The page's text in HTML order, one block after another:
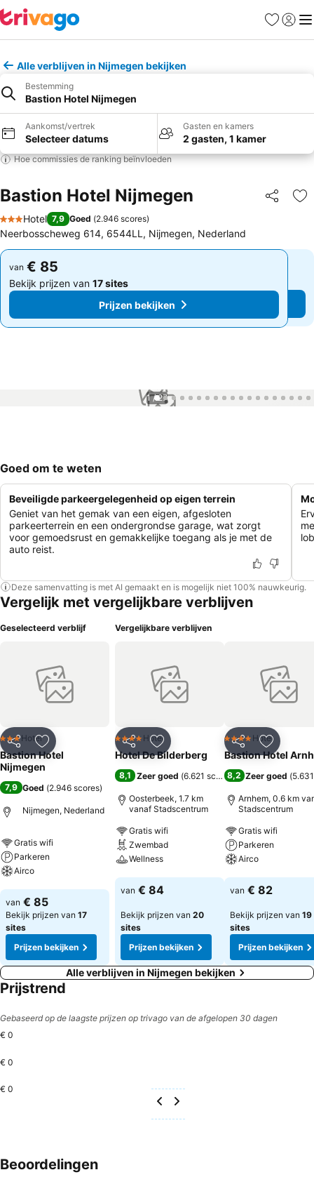
Favorieten
Alle verblijven in Nijmegen bekijken
Bestemming
Bastion Hotel Nijmegen
Aankomst/vertrek
Selecteer datums
Gasten en kamers
2 gasten, 1 kamer
Hoe commissies de ranking beïnvloeden
Bastion Hotel Nijmegen Delen
3 Sterren
Hotel 7,9 Goed (2.946 scores)
Neerbosscheweg 614, 6544LL, Nijmegen, Nederland
van € 85
Bekijk prijzen van 17 sites
Prijzen bekijken
van € 85
Bekijk prijzen van 17 sites
Prijzen bekijken
1 / 27
Goed om te weten
Beveiligde parkeergelegenheid op eigen terrein
Geniet van het gemak van een eigen, afgesloten
parkeerterrein en een ondergrondse garage, wat zorgt
voor gemoedsrust en gemakkelijke toegang als je met de
auto reist.
Deze samenvatting is met AI gemaakt en is mogelijk niet 100% nauwkeurig.
Vergelijk met vergelijkbare verblijven
Geselecteerd verblijf
Delen Toevoegen aan favorieten
3 Sterren
Hotel
Bastion Hotel
Nijmegen
7,9 Goed (2.946 scores)
Nijmegen, Nederland
Gratis wifi
Parkeren
Airco
Prijzen bekijken
van € 85
Bekijk prijzen van 17
sites
Prijzen bekijken
Vergelijkbare verblijven
Delen Toevoegen aan favorieten
4 SterrenHotel
Hotel De Bilderberg
8,1 Zeer goed (6.621 scores)
Oosterbeek, 1.7 km
vanaf Stadscentrum
Gratis wifi
Zwembad
Wellness
Prijzen bekijken
van € 84
Bekijk prijzen van 20
sites
Prijzen bekijken
Delen
4 SterrenHotel
Bastion Hotel
8,2 Zeer goed (
Arnhem, 0.6 km
Stadscentrum
Gratis wifi
Parkeren
Airco
Prijzen bekijken
van € 82
Bekijk prijzen van 19
sites
Prijzen bekijken
Alle verblijven in Nijmegen bekijken
Prijstrend
Gebaseerd op de laagste prijzen op trivago van de afgelopen 30 dagen
€ 0
€ 0
€ 0
Beoordelingen